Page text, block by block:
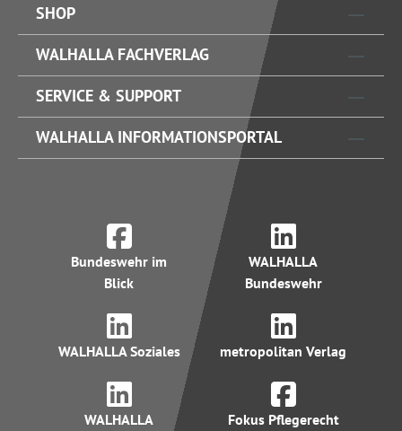
SHOP
WALHALLA FACHVERLAG
SERVICE & SUPPORT
WALHALLA INFORMATIONSPORTAL
Bundeswehr im
Blick
WALHALLA
Bundeswehr
WALHALLA Soziales metropolitan Verlag
WALHALLA
Fokus Pflegerecht